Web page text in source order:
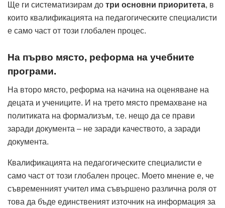
Ще ги систематизирам до три основни приоритета, в
които квалификацията на педагогическите специалисти
е само част от този глобален процес.
На първо място, реформа на учебните
програми.
На второ място, реформа на начина на оценяване на
децата и учениците. И на трето място премахване на
политиката на формализъм, т.е. нещо да се прави
заради документа – не заради качеството, а заради
документа.
Квалификацията на педагогическите специалисти е
само част от този глобален процес. Моето мнение е, че
съвременният учител има съвършено различна роля от
това да бъде единственият източник на информация за